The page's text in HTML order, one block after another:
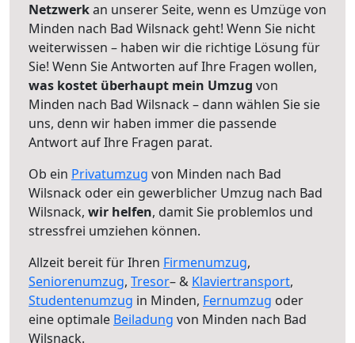
Netzwerkan unserer Seite, wenn es Umzüge von
Minden nach Bad Wilsnack geht! Wenn Sie nicht
weiterwissen – haben wir die richtige Lösung für
Sie! Wenn Sie Antworten auf Ihre Fragen wollen,
was kostet überhaupt mein Umzug von
Minden nach Bad Wilsnack – dann wählen Sie sie
uns, denn wir haben immer die passende
Antwort auf Ihre Fragen parat.
Ob ein Privatumzug von Minden nach Bad
Wilsnack oder ein gewerblicher Umzug nach Bad
Wilsnack, wir helfen, damit Sie problemlos und
stressfrei umziehen können.
Allzeit bereit für Ihren Firmenumzug,
Seniorenumzug, Tresor– & Klaviertransport,
Studentenumzug in Minden, Fernumzug oder
eine optimale Beiladung von Minden nach Bad
Wilsnack.